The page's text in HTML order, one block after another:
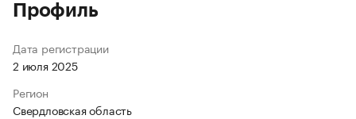
Профиль
Дата регистрации
2 июля 2025
Регион
Свердловская область